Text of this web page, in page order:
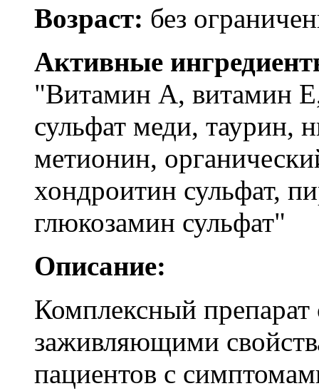
Возраст: без
Активные
"Витамин А, витамин
сульфат меди, таурин,
метионин,
хондроитин сульфат,
глюкозамин сульфат"
Описание:
Комплексный
заживляющими
пациентов с